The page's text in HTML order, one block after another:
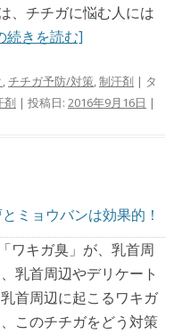
、チチガに悩む人には
続きを読む]
,チチガ予防/対策,制汗剤 | タ
剤 | 投稿日: 2016年9月16日 |
ミョウバンは効果的！
ワキガ臭」が、乳首周
乳首周辺やデリケート
首周辺に起こるワキガ
このチチガをどう対策